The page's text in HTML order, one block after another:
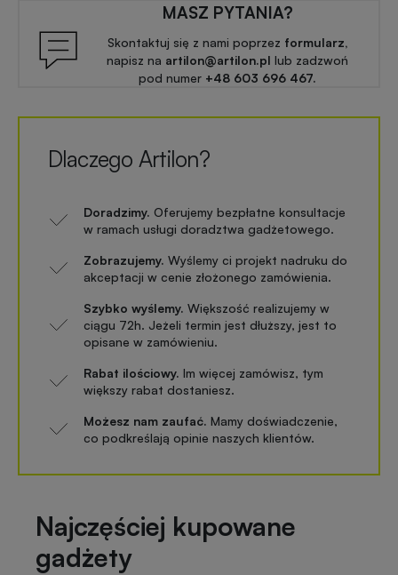
MASZ PYTANIA?
Skontaktuj się z nami poprzez formularz,
napisz na artilon@artilon.pl lub zadzwoń
pod numer +48 603 696 467.
Dlaczego Artilon?
Doradzimy. Oferujemy bezpłatne konsultacje
w ramach usługi doradztwa gadżetowego.
Zobrazujemy. Wyślemy ci projekt nadruku do
akceptacji w cenie złożonego zamówienia.
Szybko wyślemy. Większość realizujemy w
ciągu 72h. Jeżeli termin jest dłuższy, jest to
opisane w zamówieniu.
Rabat ilościowy. Im więcej zamówisz, tym
większy rabat dostaniesz.
Możesz nam zaufać. Mamy doświadczenie,
co podkreślają opinie naszych klientów.
Najczęściej kupowane
gadżety